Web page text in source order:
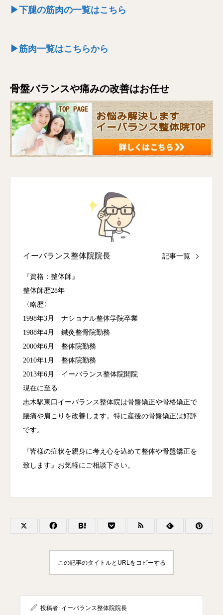
▶下腿の筋肉の一覧はこちら
▶筋肉一覧はこちらから
骨盤バランスや痛みの改善はお任せ
イーバランス整体院院長 記事一覧
『資格：整体師』
整体師歴28年
〈略歴〉
1998年3月 ナショナル整体学院卒業
1988年4月 鍼灸整骨院勤務
2000年6月 整体院勤務
2010年1月 整体院勤務
2013年6月 イーバランス整体院開院
現在に至る
志木駅東口イーバランス整体院は骨盤矯正や骨格矯正で
腰痛や肩こりを改善します。特に産後の骨盤矯正は好評
です。
『皆様の症状を親身に考え心を込めて整体や骨盤矯正を
致します』お気軽にご相談下さい。
この記事のタイトルとURLをコピーする
投稿者: イーバランス整体院院長